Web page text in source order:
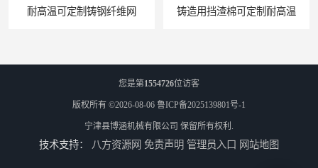
制铸钢纤维网 铸造用挡渣棉可定制耐高温
您是第1554726位访客
版权所有 ©2026-08-06 鲁ICP备2025139801号-1
宁津县博涵机械有限公司 保留所有权利.
技术支持： 八方资源网 免责声明 管理员入口 网站地图